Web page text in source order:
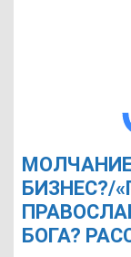
БИЗНЕС?/
БОГА?